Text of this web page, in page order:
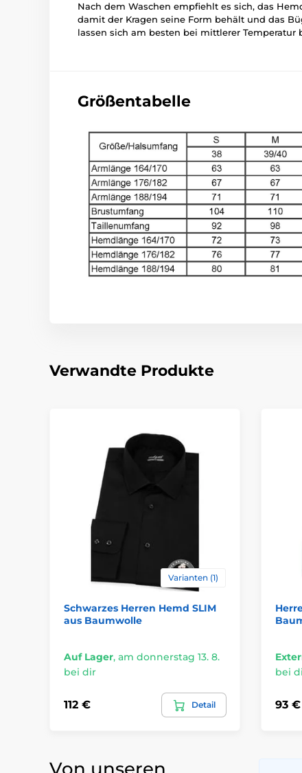
Nach dem Waschen empfiehlt es sich, das
damit der Kragen seine Form behält und das
lassen sich am besten bei mittlerer
Größentabelle
Verwandte Produkte
Varianten (1)
Schwarzes Herren Hemd SLIM
aus Baumwolle
Auf Lager, am donnerstag 13. 8.
bei dir
112 € Detail
bei
93 €